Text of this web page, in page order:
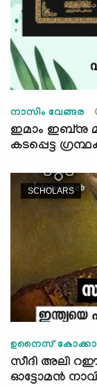
നാസിം വേങ്ങര
ഇമാം ഇബ്നു
കടപ്പെട്ട
SCHOLARS
ഉനൈസ്
സീദി അലി
ഓട്ടോമൻ